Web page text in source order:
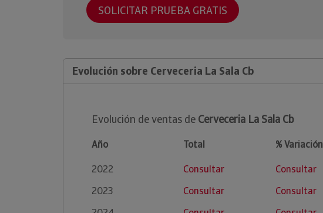
SOLICITAR PRUEBA GRATIS
Evolución sobre Cerveceria La Sala Cb
Evolución de ventas de Cerveceria La Sala Cb
Año Total
% Variación
2022
Consultar
Consultar
2023
Consultar
Consultar